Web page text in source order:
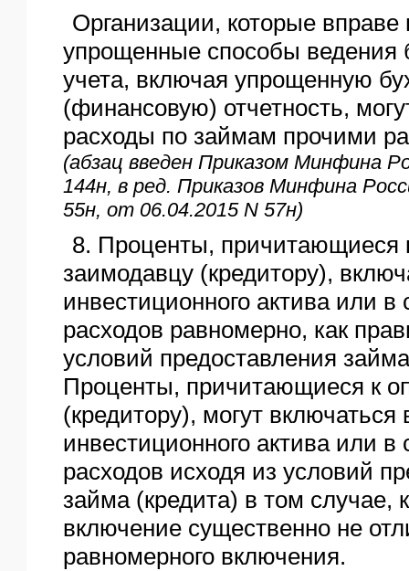
Организации, которые вправе
упрощенные способы ведения
учета, включая упрощенную
(финансовую) отчетность,
расходы по займам прочими
(абзац введен Приказом Минфина
144н, в ред. Приказов Минфина
55н, от 06.04.2015 N 57н)
8. Проценты, причитающиеся
заимодавцу (кредитору),
инвестиционного актива или в
расходов равномерно, как
условий предоставления
Проценты, причитающиеся к
(кредитору), могут включаться
инвестиционного актива или в
расходов исходя из условий
займа (кредита) в том случае,
включение существенно не
равномерного включения.